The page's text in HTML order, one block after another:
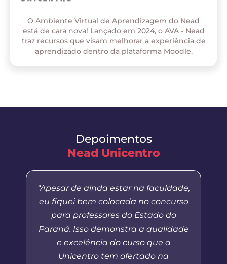
O Ambiente Virtual de Aprendizagem do Nead
está de cara nova! Lançado em 2024, o AVA - Nead
traz recursos que visam melhorar a experiência de
aprendizado dentro da plataforma Moodle.
Depoimentos
Nead Unicentro
“Apesar de ainda estar na faculdade,
eu fiquei bem colocada no concurso
para professores do Estado do
Paraná. Isso demonstra a qualidade
e excelência do curso que a
Unicentro tem ofertado na